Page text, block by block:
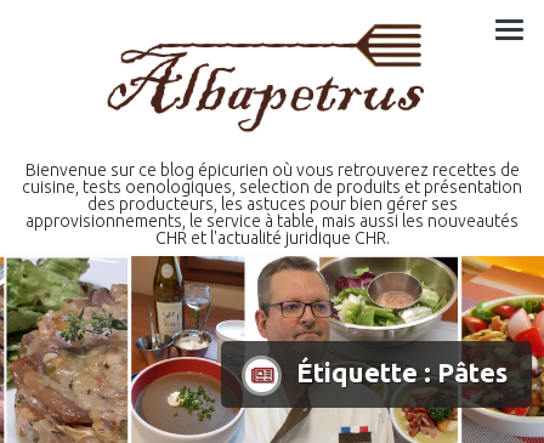
Bienvenue sur ce blog épicurien où vous retrouverez recettes de
cuisine, tests oenologiques, selection de produits et présentation
des producteurs, les astuces pour bien gérer ses
approvisionnements, le service à table, mais aussi les nouveautés
CHR et l'actualité juridique CHR.
Étiquette :Pâtes